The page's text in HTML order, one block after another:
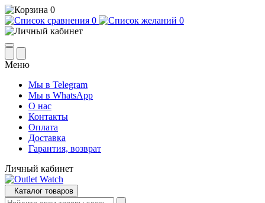
0
0
0
Меню
Мы в Telegram
Мы в WhatsApp
О нас
Контакты
Оплата
Доставка
Гарантия, возврат
Личный кабинет
Каталог товаров